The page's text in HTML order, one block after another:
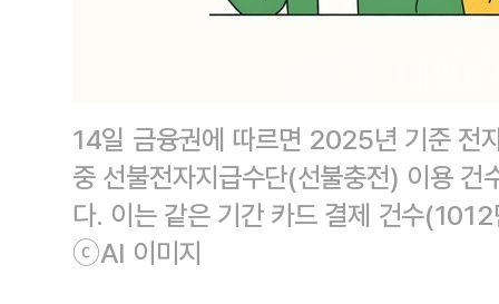
14일 금융권에 따르면 2025년 기준 전
중 선불전자지급수단(선불충전) 이용
다. 이는 같은 기간 카드 결제 건수
ⓒAI 이미지